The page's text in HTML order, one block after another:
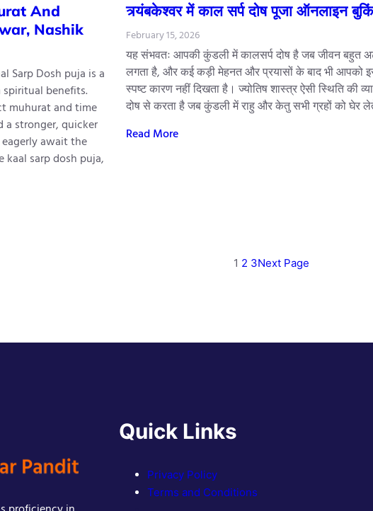
And
Nashik
Sarp Dosh puja is a
benefits.
muhurat and time
a stronger, quicker
await the
sarp dosh puja,
त्र्यंबकेश्वर में काल सर्प दोष पूजा ऑनलाइन
February 15, 2026
यह संभवतः आपकी कुंडली में कालसर्प दोष है जब जीवन बहुत
लगता है, और कई कड़ी मेहनत और प्रयासों के बाद भी आपको
स्पष्ट कारण नहीं दिखता है। ज्योतिष शास्त्र ऐसी स्थिति की
दोष से करता है जब कुंडली में राहु और केतु सभी ग्रहों को घेर
Read More
1 2 3Next Page
Quick Links
Privacy Policy
Terms and Conditions